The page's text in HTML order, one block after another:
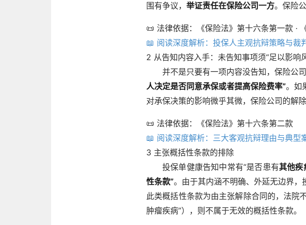
围有争议， 举证责任在保险公司一方。保险
📜 法律依据：《保险法》第十六条第一款 ·
📖 阅读深度解析：投保人主观抗辩策略与裁
2 从告知内容入手：未告知事项须“足以影响
并不是只要有一项内容没告知，保险公
人决定是否同意承保或者提高保险费率”。如
对承保决策的影响微乎其微，保险公司的解除
📜 法律依据：《保险法》第十六条第二款
📖 阅读深度解析：三大客观抗辩理由与典型
3 主张概括性条款的排除
投保单健康告知中常有“是否患有其他疾
性条款”。由于其内涵不明确、外延无边界
此类概括性条款为由主张解除合同的，法院
肿瘤疾病”），则不属于无效的概括性条款。